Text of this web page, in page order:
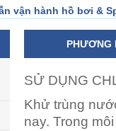
vận hành hồ bơi &
PHƯƠNG
SỬ DỤNG
Khử trùng
nay. Trong